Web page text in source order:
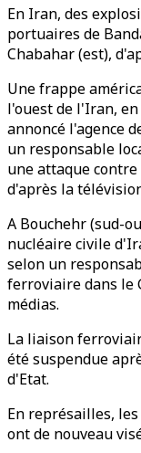
En Iran, des
portuaires de
Chabahar (est),
Une frappe
l'ouest de l'Iran,
annoncé l'agence
un responsable
une attaque
d'après la
A Bouchehr (sud-
nucléaire civile
selon un
ferroviaire dans le
médias.
La liaison
été suspendue
d'Etat.
En représailles,
ont de nouveau